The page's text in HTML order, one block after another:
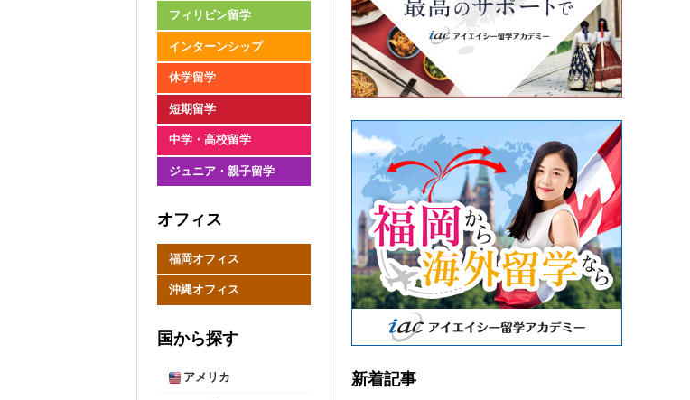
フィリピン留学
インターンシップ
休学留学
短期留学
中学・高校留学
ジュニア・親子留学
オフィス
福岡オフィス
沖縄オフィス
国から探す
アメリカ 新着記事